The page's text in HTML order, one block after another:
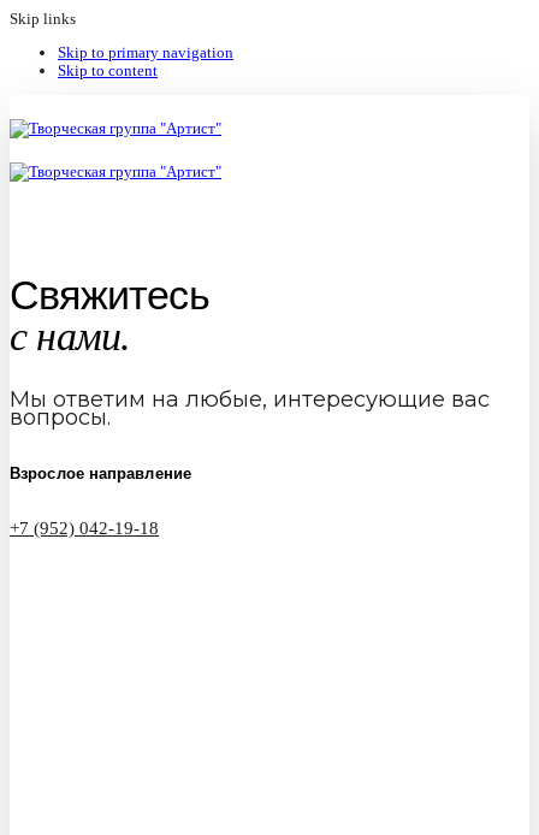
Skip links
Skip to primary navigation
Skip to content
Свяжитесь
с нами.
Мы ответим на любые, интересующие вас
вопросы.
Взрослое направление
+7 (952) 042-19-18